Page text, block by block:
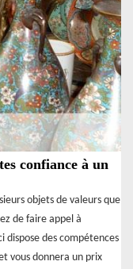
confiance à un
objets de valeurs que
de faire appel à
dispose des compétences
vous donnera un prix